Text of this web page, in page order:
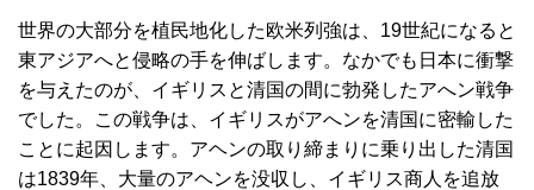
世界の大部分を植民地化した欧米列強は、 19世紀になると
東アジアへと侵略の手を伸ばします。なかでも日本に衝撃
を与えたのが、イギリスと清国の間に勃発したアへン戦争
でした。この戦争は、イギリスがアへンを清国に密輸した
ことに起因します。アヘンの取り締まりに乗り出した清国
は1839年、大量のアヘンを没収し、イギリス商人を追放